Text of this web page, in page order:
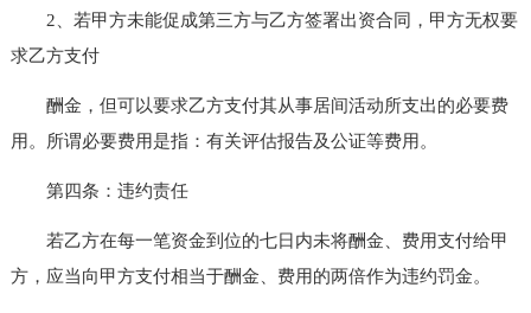
2、若甲方未能促成第三方与乙方签署出资合同，甲方无权要
求乙方支付
酬金，但可以要求乙方支付其从事居间活动所支出的必要费
用。所谓必要费用是指：有关评估报告及公证等费用。
第四条：违约责任
若乙方在每一笔资金到位的七日内未将酬金、费用支付给甲
方，应当向甲方支付相当于酬金、费用的两倍作为违约罚金。